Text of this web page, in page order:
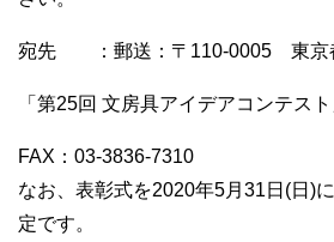
宛先 ：郵送：〒110-0005 東京
「第25回 文房具アイデアコンテス
FAX：03-3836-7310
なお、表彰式を2020年5月31日(日)
定です。